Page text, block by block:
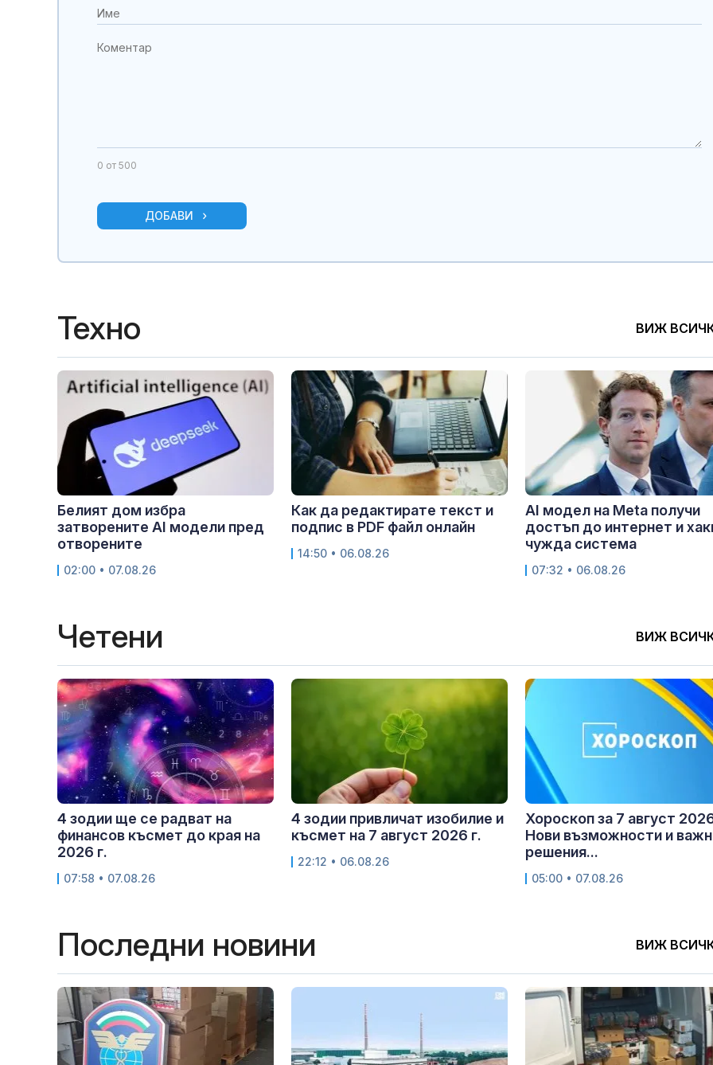
0 от 500
ДОБАВИ
Техно ВИЖ
Белият дом избра
затворените AI модели пред
отворените
02:00 • 07.08.26
Как да редактирате текст и
подпис в PDF файл онлайн
14:50 • 06.08.26
AI модел на Meta получи
достъп до интернет и
чужда система
07:32 • 06.08.26
Четени ВИЖ
4 зодии ще се радват на
финансов късмет до края на
2026 г.
07:58 • 07.08.26
4 зодии привличат изобилие и
късмет на 7 август 2026 г.
22:12 • 06.08.26
Хороскоп за 7 август
Нови възможности и
решения...
05:00 • 07.08.26
Последни новини ВИЖ